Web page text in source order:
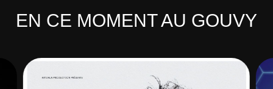
EN CE MOMENT AU GOUVY